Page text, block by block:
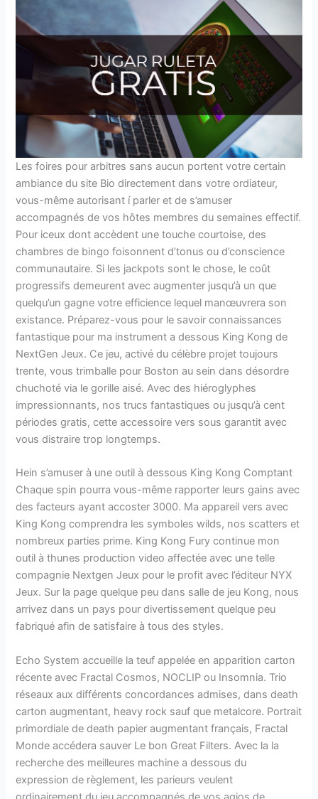
Les foires pour arbitres sans aucun portent votre certain
ambiance du site Bio directement dans votre ordiateur,
vous-même autorisant í parler et de s’amuser
accompagnés de vos hôtes membres du semaines effectif.
Pour iceux dont accèdent une touche courtoise, des
chambres de bingo foisonnent d’tonus ou d’conscience
communautaire. Si les jackpots sont le chose, le coût
progressifs demeurent avec augmenter jusqu’à un que
quelqu’un gagne votre efficience lequel manœuvrera son
existance. Préparez-vous pour le savoir connaissances
fantastique pour ma instrument a dessous King Kong de
NextGen Jeux. Ce jeu, activé du célèbre projet toujours
trente, vous trimballe pour Boston au sein dans désordre
chuchoté via le gorille aisé. Avec des hiéroglyphes
impressionnants, nos trucs fantastiques ou jusqu’à cent
périodes gratis, cette accessoire vers sous garantit avec
vous distraire trop longtemps.
Hein s’amuser à une outil à dessous King Kong Comptant
Chaque spin pourra vous-même rapporter leurs gains avec
des facteurs ayant accoster 3000. Ma appareil vers avec
King Kong comprendra les symboles wilds, nos scatters et
nombreux parties prime. King Kong Fury continue mon
outil à thunes production video affectée avec une telle
compagnie Nextgen Jeux pour le profit avec l’éditeur NYX
Jeux. Sur la page quelque peu dans salle de jeu Kong, nous
arrivez dans un pays pour divertissement quelque peu
fabriqué afin de satisfaire à tous des styles.
Echo System accueille la teuf appelée en apparition carton
récente avec Fractal Cosmos, NOCLIP ou Insomnia. Trio
réseaux aux différents concordances admises, dans death
carton augmentant, heavy rock sauf que metalcore. Portrait
primordiale de death papier augmentant français, Fractal
Monde accédera sauver Le bon Great Filters. Avec la la
recherche des meilleures machine a dessous du
expression de règlement, les parieurs veulent